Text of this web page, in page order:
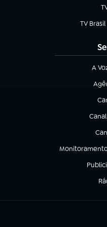
TV
(abre
A
(abre
(abre em nova
(abre